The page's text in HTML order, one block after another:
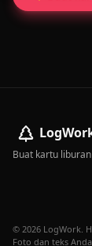
Buat kartu
© 2026 LogWork.
Foto dan teks